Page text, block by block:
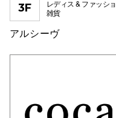
3F
レディス & ファッシ
雑貨
アルシーヴ